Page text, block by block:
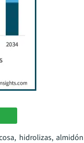
hidrolizas, almidón